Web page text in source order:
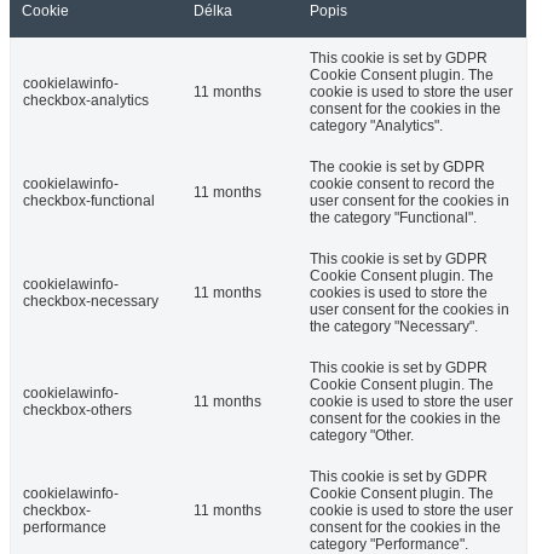
Cookie Délka Popis
cookielawinfo-
checkbox-analytics
11 months
This cookie is set by GDPR
Cookie Consent plugin. The
cookie is used to store the user
consent for the cookies in the
category "Analytics".
cookielawinfo-
checkbox-functional
11 months
The cookie is set by GDPR
cookie consent to record the
user consent for the cookies in
the category "Functional".
cookielawinfo-
checkbox-necessary
11 months
This cookie is set by GDPR
Cookie Consent plugin. The
cookies is used to store the
user consent for the cookies in
the category "Necessary".
cookielawinfo-
checkbox-others
11 months
This cookie is set by GDPR
Cookie Consent plugin. The
cookie is used to store the user
consent for the cookies in the
category "Other.
cookielawinfo-
checkbox-
performance
11 months
This cookie is set by GDPR
Cookie Consent plugin. The
cookie is used to store the user
consent for the cookies in the
category "Performance".